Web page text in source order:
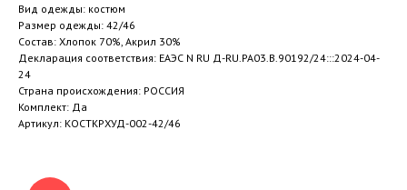
Вид одежды: костюм
Размер одежды: 42/46
Состав: Хлопок 70%, Акрил 30%
Декларация соответствия: ЕАЭС N RU Д-RU.РА03.В.90192/24:::2024-04-
24
Страна происхождения: РОССИЯ
Комплект: Да
Артикул: КОСТКРХУД-002-42/46